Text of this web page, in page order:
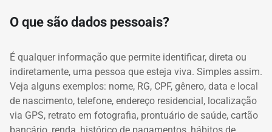
O que são dados pessoais?
É qualquer informação que permite identificar, direta ou
indiretamente, uma pessoa que esteja viva. Simples assim.
Veja alguns exemplos: nome, RG, CPF, gênero, data e local
de nascimento, telefone, endereço residencial, localização
via GPS, retrato em fotografia, prontuário de saúde, cartão